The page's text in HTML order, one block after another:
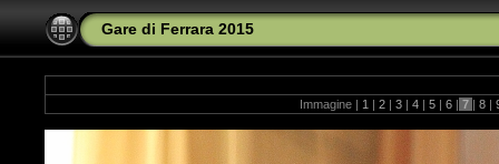
Gare di Ferrara 2015
Immagine | 1 | 2 | 3 | 4 | 5 | 6 | 7 | 8 |